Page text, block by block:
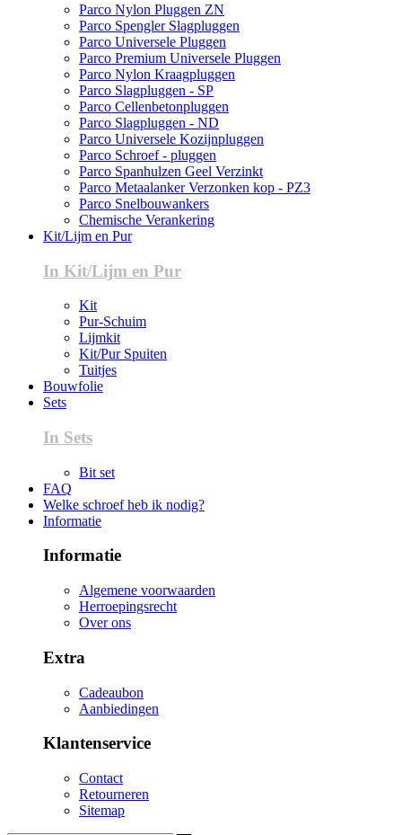
Parco Nylon Pluggen ZN
Parco Spengler Slagpluggen
Parco Universele Pluggen
Parco Premium Universele Pluggen
Parco Nylon Kraagpluggen
Parco Slagpluggen - SP
Parco Cellenbetonpluggen
Parco Slagpluggen - ND
Parco Universele Kozijnpluggen
Parco Schroef - pluggen
Parco Spanhulzen Geel Verzinkt
Parco Metaalanker Verzonken kop - PZ3
Parco Snelbouwankers
Chemische Verankering
Kit/Lijm en Pur
In Kit/Lijm en Pur
Kit
Pur-Schuim
Lijmkit
Kit/Pur Spuiten
Tuitjes
Bouwfolie
Sets
In Sets
Bit set
FAQ
Welke schroef heb ik nodig?
Informatie
Informatie
Algemene voorwaarden
Herroepingsrecht
Over ons
Extra
Cadeaubon
Aanbiedingen
Klantenservice
Contact
Retourneren
Sitemap